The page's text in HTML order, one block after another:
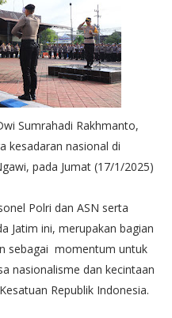
Sumrahadi Rakhmanto,
kesadaran nasional di
pada Jumat (17/1/2025)
Polri dan ASN serta
Jatim ini, merupakan bagian
sebagai momentum untuk
nasionalisme dan kecintaan
Republik Indonesia.